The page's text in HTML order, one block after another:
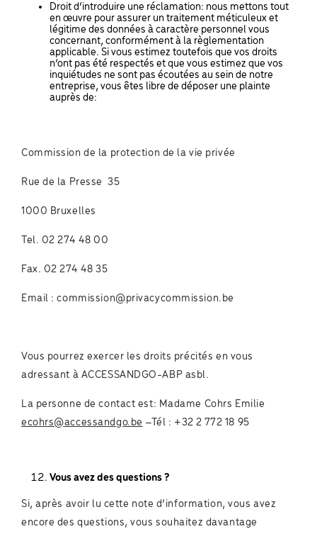
Droit d’introduire une réclamation: nous mettons tout
en œuvre pour assurer un traitement méticuleux et
légitime des données à caractère personnel vous
concernant, conformément à la règlementation
applicable. Si vous estimez toutefois que vos droits
n’ont pas été respectés et que vous estimez que vos
inquiétudes ne sont pas écoutées au sein de notre
entreprise, vous êtes libre de déposer une plainte
auprès de:
Commission de la protection de la vie privée
Rue de la Presse 35
1000 Bruxelles
Tel. 02 274 48 00
Fax. 02 274 48 35
Email : commission@privacycommission.be
Vous pourrez exercer les droits précités en vous
adressant à ACCESSANDGO-ABP asbl.
La personne de contact est: Madame Cohrs Emilie
ecohrs@accessandgo.be –Tél : +32 2 772 18 95
Vous avez des questions ?
Si, après avoir lu cette note d’information, vous avez
encore des questions, vous souhaitez davantage